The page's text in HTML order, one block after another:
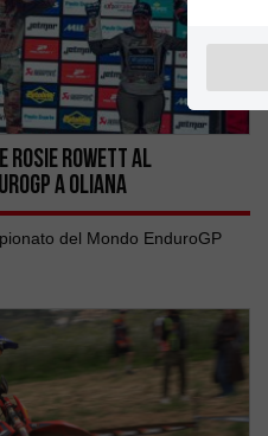
Rosie Rowett AL
A OLIANA
del Mondo EnduroGP